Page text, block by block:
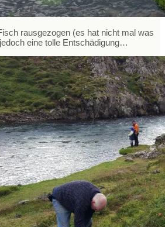
rausgezogen (es hat nicht mal was
eine tolle Entschädigung…